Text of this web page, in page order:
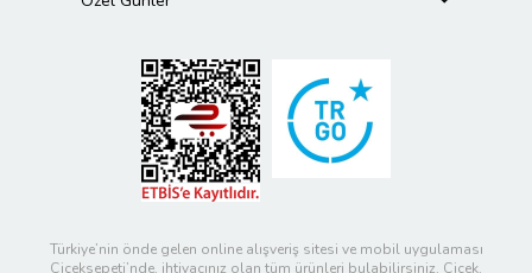
Türkiye’nin önde gelen online alışveriş sitesi ve mobil uygulaması
Çiçeksepeti’nde, ihtiyacınız olan tüm ürünleri bulabilirsiniz. Çiçek,